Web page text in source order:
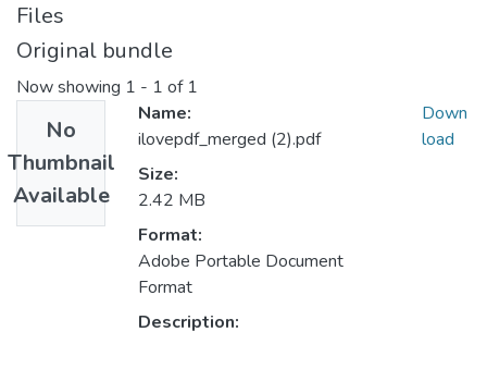
Files
Original bundle
Now showing 1 - 1 of 1
No
Thumbnail
Available
Name:
ilovepdf_merged (2).pdf
Size:
2.42 MB
Format:
Adobe Portable Document
Format
Description:
Down
load